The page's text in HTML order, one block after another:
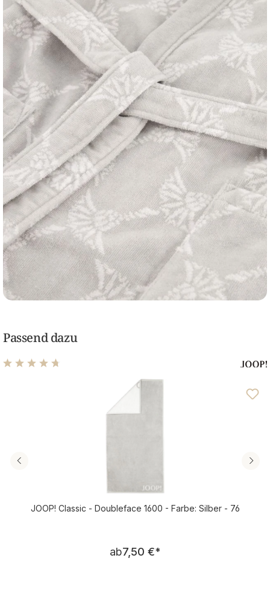
Passend dazu
Durchschnittliche Bewertung von 4.64 von 5 Sternen
JOOP! Classic - Doubleface 1600 - Farbe: Silber - 76
Regulärer Preis:
ab7,50 €*